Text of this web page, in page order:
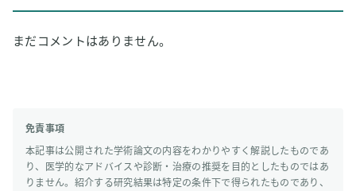
まだコメントはありません。
免責事項
本記事は公開された学術論文の内容をわかりやすく解説したものであ
り、医学的なアドバイスや診断・治療の推奨を目的としたものではあ
りません。紹介する研究結果は特定の条件下で得られたものであり、